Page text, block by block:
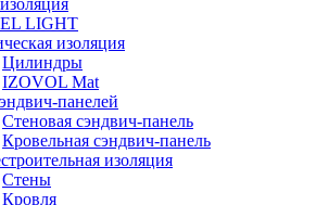
LIGHT
изоляция
Цилиндры
IZOVOL Mat
панелей
Стеновая сэндвич-панель
Кровельная сэндвич-панель
изоляция
Стены
Кровля